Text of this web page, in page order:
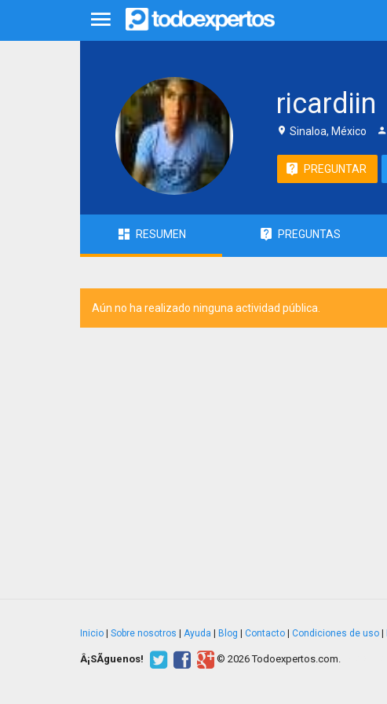
ricardiin
Sinaloa, México
PREGUNTAR
RESUMEN PREGUNTAS
Aún no ha realizado ninguna actividad pública.
Inicio Sobre nosotros Ayuda Blog Contacto Condiciones de uso
Â¡SÃ­guenos! © 2026 Todoexpertos.com.